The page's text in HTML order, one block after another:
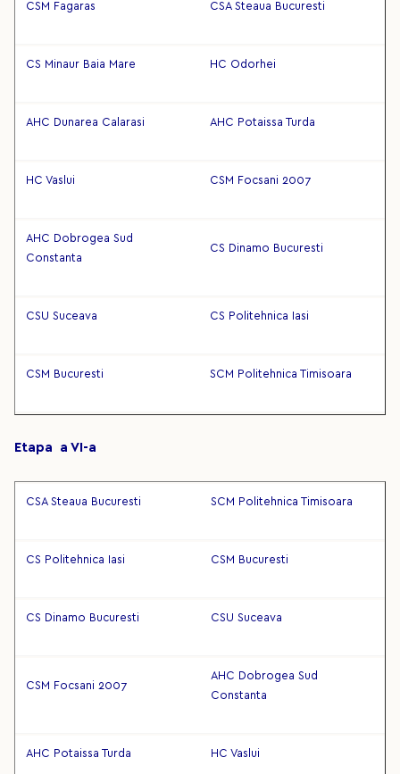
CSM Fagaras CSA Steaua Bucuresti
CS Minaur Baia Mare HC Odorhei
AHC Dunarea Calarasi AHC Potaissa Turda
HC Vaslui CSM Focsani 2007
AHC Dobrogea Sud
Constanta
CS Dinamo Bucuresti
CSU Suceava CS Politehnica Iasi
CSM Bucuresti SCM Politehnica Timisoara
Etapa a VI-a
CSA Steaua Bucuresti SCM Politehnica Timisoara
CS Politehnica Iasi CSM Bucuresti
CS Dinamo Bucuresti CSU Suceava
CSM Focsani 2007
AHC Dobrogea Sud
Constanta
AHC Potaissa Turda HC Vaslui